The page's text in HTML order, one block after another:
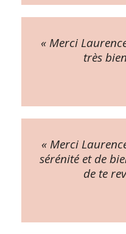
« Merci
très
« Merci
sérénité et de
de te